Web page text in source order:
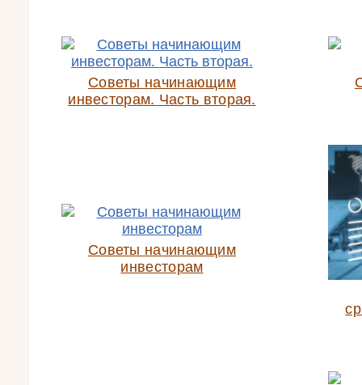
Советы начинающим
инвесторам. Часть вторая.
Советы начинающим
инвесторам